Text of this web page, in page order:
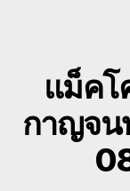
แม็คโ
กาญจน